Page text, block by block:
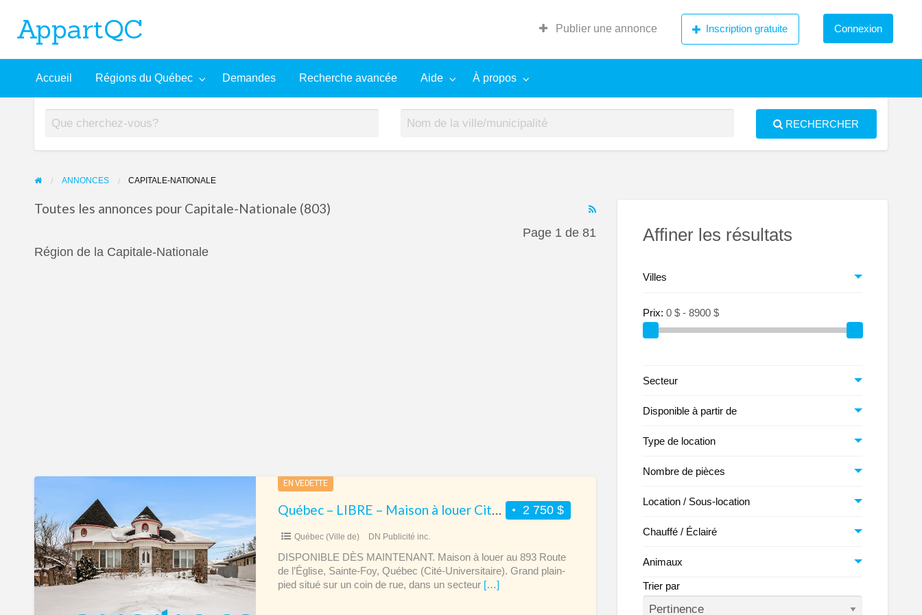
Recherche
Aide
À
AppartQC Publier une annonce Inscription gratuite Connexion
Accueil Régions du Québec Demandes Recherche avancée Aide À propos
RECHERCHER
ANNONCES CAPITALE-NATIONALE
RSS
Nationale
Toutes les annonces pour Capitale-Nationale (803)
Page 1 de 81
Région de la Capitale-Nationale
–
LIBRE
–
Maison
à
EN VEDETTE
2 750 $
Québec – LIBRE – Maison à louer Cité-Universitaire Sainte-Foy
Québec (Ville de) DN Publicité inc.
DISPONIBLE DÈS MAINTENANT. Maison à louer au 893 Route
de l’Église, Sainte-Foy, Québec (Cité-Universitaire). Grand plain-
pied situé sur un coin de rue, dans un secteur […]
Affiner les résultats
Villes
Prix:
Secteur
Disponible à partir de
Type de location
Nombre de pièces
Location / Sous-location
Chauffé / Éclairé
Animaux
Trier par